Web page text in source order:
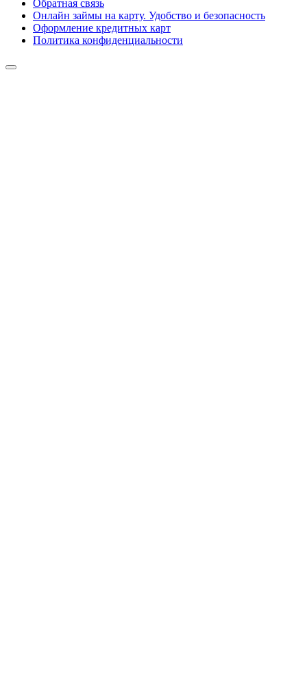
Обратная связь
Онлайн займы на карту. Удобство и безопасность
Оформление кредитных карт
Политика конфиденциальности